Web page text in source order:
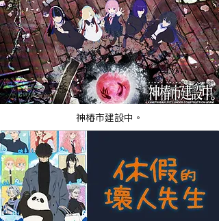
神椿市建設中。